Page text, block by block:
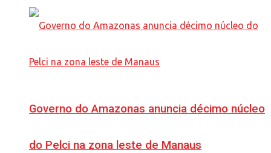
Governo do Amazonas anuncia décimo núcleo
do Pelci na zona leste de Manaus